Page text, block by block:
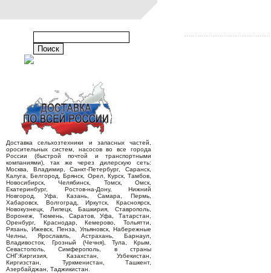
Доставка сельхозтехники и запасных частей,
оросительных систем, насосов во все города
России (быстрой почтой и транспортными
компаниями), так же через дилерскую сеть:
Москва, Владимир, Санкт-Петербург, Саранск,
Калуга, Белгород, Брянск, Орел, Курск, Тамбов,
Новосибирск, Челябинск, Томск, Омск,
Екатеринбург, Ростов-на-Дону, Нижний
Новгород, Уфа, Казань, Самара, Пермь,
Хабаровск, Волгоград, Иркутск, Красноярск,
Новокузнецк, Липецк, Башкирия, Ставрополь,
Воронеж, Тюмень, Саратов, Уфа, Татарстан,
Оренбург, Краснодар, Кемерово, Тольятти,
Рязань, Ижевск, Пенза, Ульяновск, Набережные
Челны, Ярославль, Астрахань, Барнаул,
Владивосток, Грозный (Чечня), Тула, Крым,
Севастополь, Симферополь, в страны
СНГ:Киргизия, Казахстан, Узбекистан,
Киргизстан, Туркменистан, Ташкент,
Азербайджан, Таджикистан.